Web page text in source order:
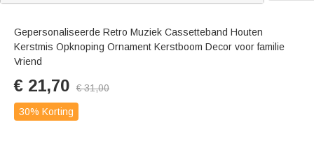
Gepersonaliseerde Retro Muziek Cassetteband Houten
Kerstmis Opknoping Ornament Kerstboom Decor voor familie
Vriend
€ 21,70 €31,00
30% Korting